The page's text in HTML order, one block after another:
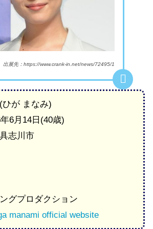
出展先：https://www.crank-in.net/news/72495/1
が まなみ)
6月14日(40歳)
志川市
グプロダクション
manami official website